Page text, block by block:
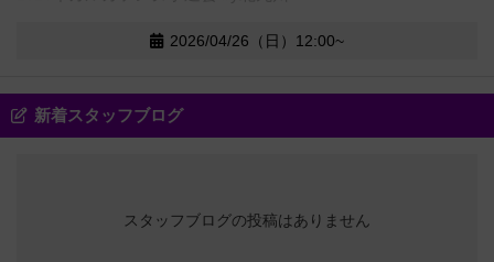
2026/04/26（日）12:00~
新着スタッフブログ
スタッフブログの投稿はありません